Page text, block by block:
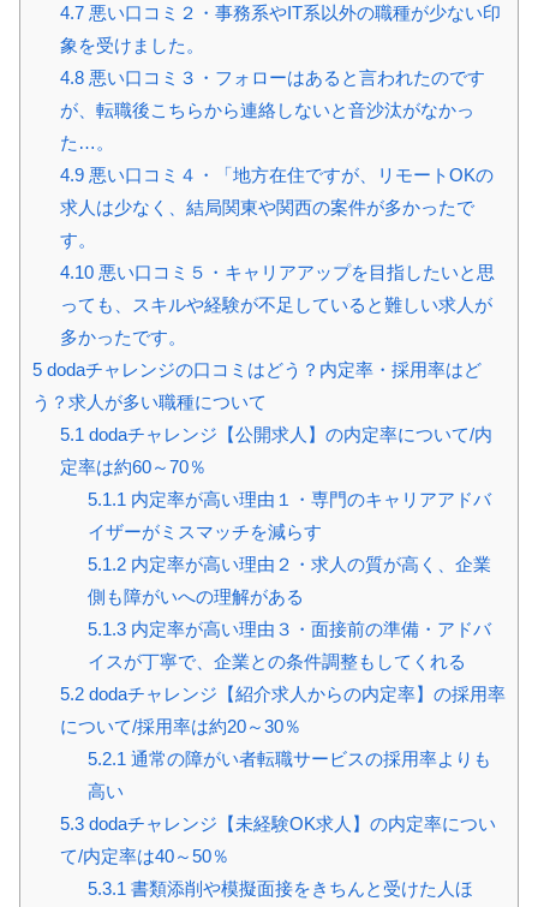
4.7悪い口コミ２・事務系やIT系以外の職種が少ない印
象を受けました。
4.8悪い口コミ３・フォローはあると言われたのです
が、転職後こちらから連絡しないと音沙汰がなかっ
た…。
4.9悪い口コミ４・「地方在住ですが、リモートOKの
求人は少なく、結局関東や関西の案件が多かったで
す。
4.10悪い口コミ５・キャリアアップを目指したいと思
っても、スキルや経験が不足していると難しい求人が
多かったです。
5 dodaチャレンジの口コミはどう？内定率・採用率はど
う？求人が多い職種について
5.1 dodaチャレンジ【公開求人】の内定率について/内
定率は約60～70％
5.1.1 内定率が高い理由１・専門のキャリアアドバ
イザーがミスマッチを減らす
5.1.2内定率が高い理由２・求人の質が高く、企業
側も障がいへの理解がある
5.1.3内定率が高い理由３・面接前の準備・アドバ
イスが丁寧で、企業との条件調整もしてくれる
5.2dodaチャレンジ【紹介求人からの内定率】の採用率
について/採用率は約20～30％
5.2.1 通常の障がい者転職サービスの採用率よりも
高い
5.3dodaチャレンジ【未経験OK求人】の内定率につい
て/内定率は40～50％
5.3.1 書類添削や模擬面接をきちんと受けた人ほ